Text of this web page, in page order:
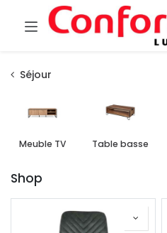
Séjour
Meuble TV Table basse
Shop